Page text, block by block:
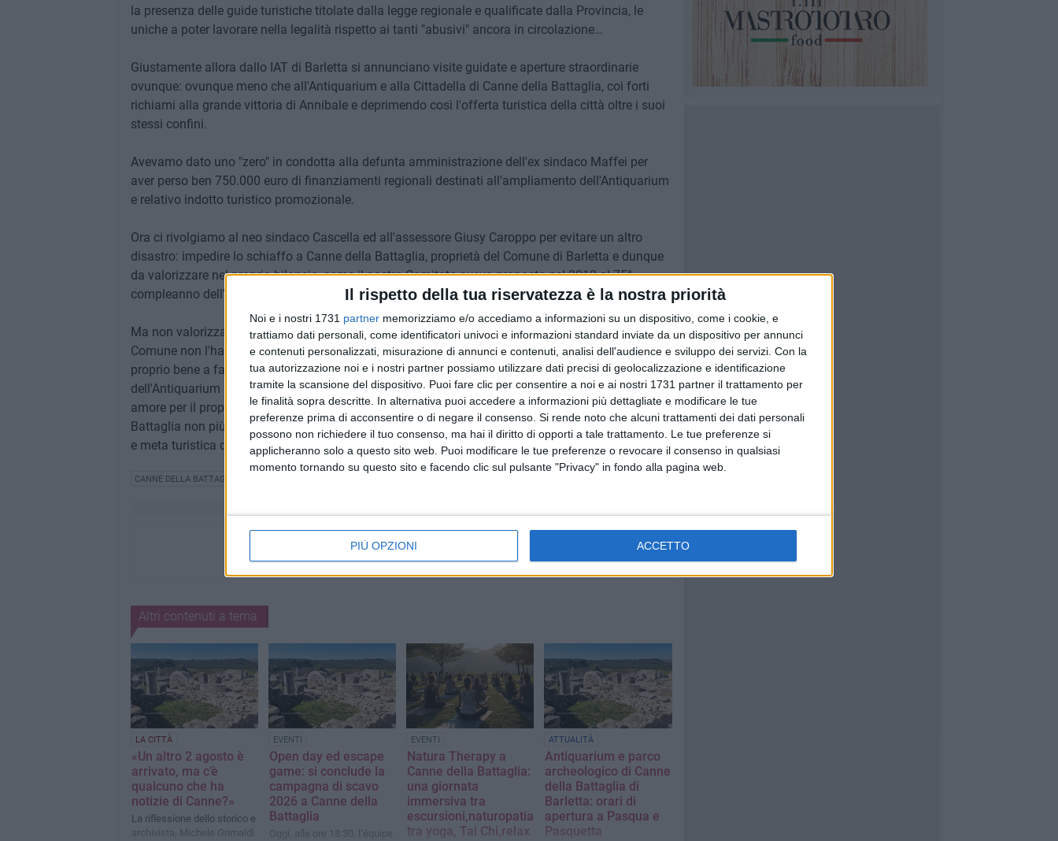
Il rispetto della tua riservatezza è la nostra priorità
Noi e i nostri 1731 partner memorizziamo e/o accediamo a informazioni su un dispositivo, come i cookie, e
trattiamo dati personali, come identificatori univoci e informazioni standard inviate da un dispositivo per annunci
e contenuti personalizzati, misurazione di annunci e contenuti, analisi dell'audience e sviluppo dei servizi. Con la
tua autorizzazione noi e i nostri partner possiamo utilizzare dati precisi di geolocalizzazione e identificazione
tramite la scansione del dispositivo. Puoi fare clic per consentire a noi e ai nostri 1731 partner il trattamento per
le finalità sopra descritte. In alternativa puoi accedere a informazioni più dettagliate e modificare le tue
preferenze prima di acconsentire o di negare il consenso. Si rende noto che alcuni trattamenti dei dati personali
possono non richiedere il tuo consenso, ma hai il diritto di opporti a tale trattamento. Le tue preferenze si
applicheranno solo a questo sito web. Puoi modificare le tue preferenze o revocare il consenso in qualsiasi
momento tornando su questo sito e facendo clic sul pulsante "Privacy" in fondo alla pagina web.
PIÙ OPZIONI ACCETTO
la presenza delle guide turistiche titolate dalla legge regionale e qualificate dalla Provincia, le
uniche a poter lavorare nella legalità rispetto ai tanti "abusivi" ancora in circolazione…
Giustamente allora dallo IAT di Barletta si annunciano visite guidate e aperture straordinarie
ovunque: ovunque meno che all'Antiquarium e alla Cittadella di Canne della Battaglia, coi forti
richiami alla grande vittoria di Annibale e deprimendo così l'offerta turistica della città oltre i suoi
stessi confini.
Avevamo dato uno "zero" in condotta alla defunta amministrazione dell'ex sindaco Maffei per
aver perso ben 750.000 euro di finanziamenti regionali destinati all'ampliamento dell'Antiquarium
e relativo indotto turistico promozionale.
Ora ci rivolgiamo al neo sindaco Cascella ed all'assessore Giusy Caroppo per evitare un altro
disastro: impedire lo schiaffo a Canne della Battaglia, proprietà del Comune di Barletta e dunque
da valorizzare nel proprio bilancio, come il nostro Comitato aveva proposto nel 2012 al 75°
compleanno dell'acquisto, 26 giugno 1937.
Ma non valorizzare una proprietà come Canne della Battaglia dipende dal fatto che, finora, il
Comune non l'ha potuta (o voluta) gestire direttamente, ed è proprio la gestione diretta di un
proprio bene a fare la differenza in meglio: significa più posti di lavoro (ora il bookshop
dell'Antiquarium è vuoto senza la benché minima forma di accoglienza), significa più occasioni di
amore per il proprio territorio con i cittadini-turisti a kilometro zero, significa rilanciare Canne della
Battaglia non più come sterile o improduttiva "appendice" di Barletta ma bensì come destinazione
e meta turistica di eccellenza».
CANNE DELLA BATTAGLIA
Altri contenuti a tema
LA CITTÀ
«Un altro 2 agosto è
arrivato, ma c’è
qualcuno che ha
notizie di Canne?»
La riflessione dello storico e
archivista, Michele Grimaldi
EVENTI
Open day ed escape
game: si conclude la
campagna di scavo
2026 a Canne della
Battaglia
Oggi, alle ore 18:30, l’équipe
EVENTI
Natura Therapy a
Canne della Battaglia:
una giornata
immersiva tra
escursioni,naturopatia,
tra yoga, Tai Chi,relax
ATTUALITÀ
Antiquarium e parco
archeologico di Canne
della Battaglia di
Barletta: orari di
apertura a Pasqua e
Pasquetta